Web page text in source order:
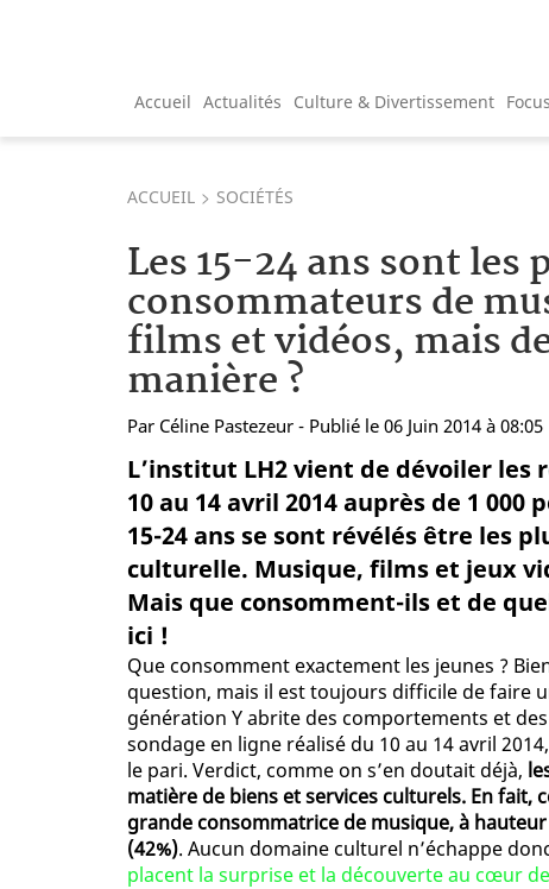
Accueil Actualités Culture & Divertissement Focus
ACCUEIL SOCIÉTÉS
Les 15-24 ans sont les
consommateurs de
films et vidéos, mais
manière ?
Par Céline Pastezeur - Publié le 06 Juin 2014 à 08:05
L’institut LH2 vient de dévoiler les
10 au 14 avril 2014 auprès de 1 000
15-24 ans se sont révélés être les
culturelle. Musique, films et jeux
Mais que consomment-ils et de
ici !
Que consomment exactement les jeunes ?
question, mais il est toujours difficile de faire
génération Y abrite des comportements et
sondage en ligne réalisé du 10 au 14 avril 2014,
le pari. Verdict, comme on s’en doutait déjà,
matière de biens et services culturels. En fait,
grande consommatrice de musique, à
(42%). Aucun domaine culturel n’échappe
placent la surprise et la découverte au cœur